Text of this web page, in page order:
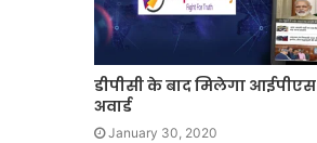
डीपीसी के बाद मिलेगा आईपीएस
अवार्ड
January 30, 2020